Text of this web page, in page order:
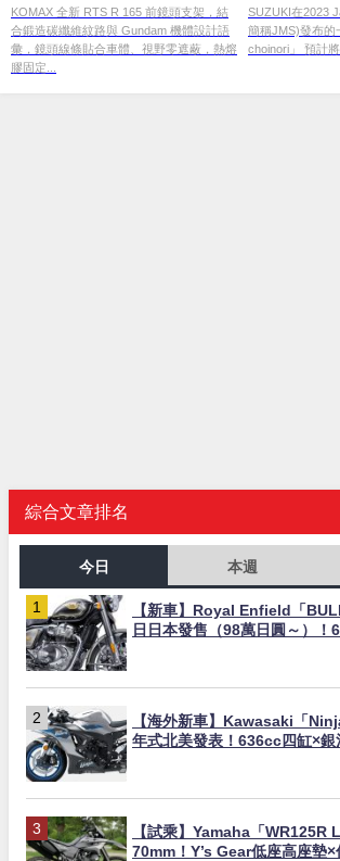
KOMAX 全新 RTS R 165 前鏡頭支架，結
合鍛造碳纖維紋路與 Gundam 機體設計語
彙，鏡頭線條貼合車體、視野零遮蔽，熱熔
膠固定...
SUZUKI在2023
簡稱JMS)發布的
choinori」 預計將
綜合文章排名
今日 本週
【新車】Royal Enfield「
日日本發售（98萬日圓～）！
【海外新車】Kawasaki「
年式北美發表！636cc四缸×銀
【試乘】Yamaha「WR125R
70mm！Y’s Gear低座高座墊